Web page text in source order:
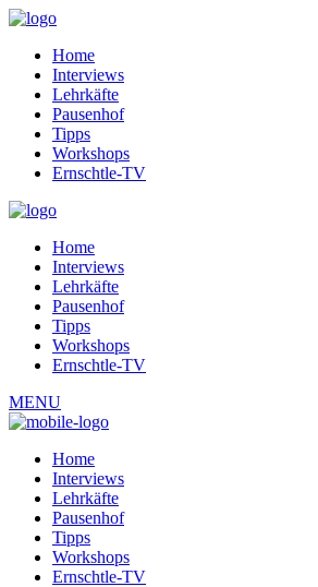
Home
Interviews
Lehrkäfte
Pausenhof
Tipps
Workshops
Ernschtle-TV
Home
Interviews
Lehrkäfte
Pausenhof
Tipps
Workshops
Ernschtle-TV
MENU
Home
Interviews
Lehrkäfte
Pausenhof
Tipps
Workshops
Ernschtle-TV